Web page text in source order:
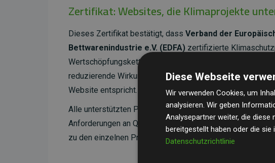
Zertifikat: Websites, die Klimaprojekte
Dieses Zertifikat bestätigt, dass Verband der
Bettwarenindustrie e.V. (EDFA) zertifizierte
Wertschöpfungskette unterstützt. Diese Projekte haben
reduzierende Wirkung, die im Durchschnitt dem
Website entspricht.
Alle unterstützten Projekte werden durchGold Standard
Anforderungen an Qualität, tatsächliche Klimawirkung und
zu den einzelnen Projekten findenSie hier.
Diese Webseite
Wir verwenden Cookies, um
analysieren. Wir geben
Analysepartner weiter, die
bereitgestellt haben oder die sie
Datenschutzrichtlinie